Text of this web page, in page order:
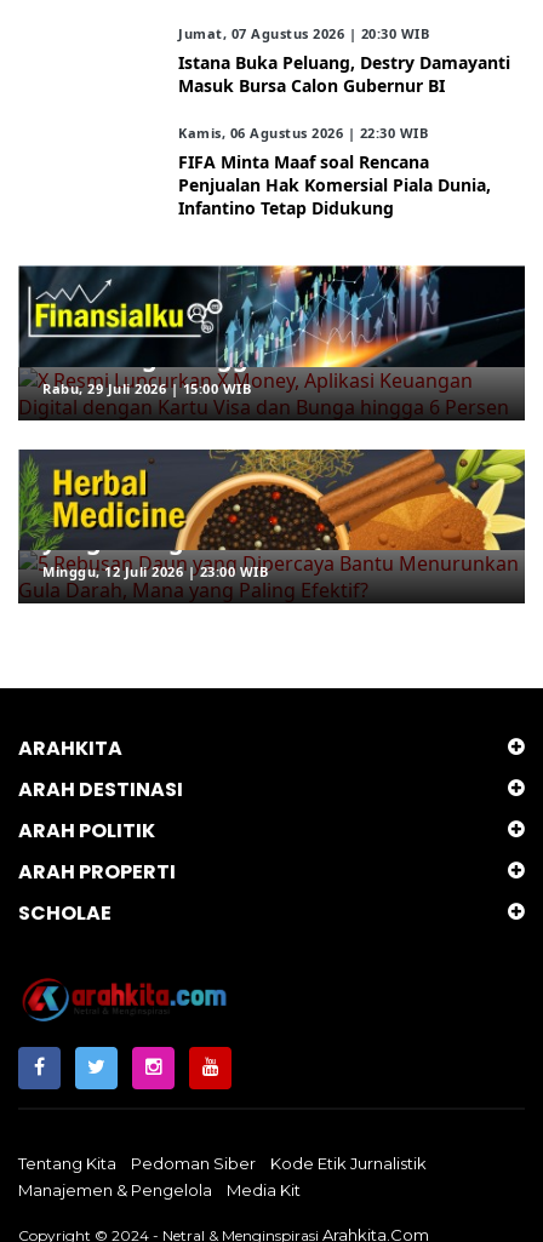
Jumat, 07 Agustus 2026 | 20:30 WIB
Istana Buka Peluang, Destry Damayanti
Masuk Bursa Calon Gubernur BI
Kamis, 06 Agustus 2026 | 22:30 WIB
FIFA Minta Maaf soal Rencana
Penjualan Hak Komersial Piala Dunia,
Infantino Tetap Didukung
X Resmi Luncurkan X Money, Aplikasi
Keuangan Digital dengan Kartu Visa
dan Bunga hingga 6 Persen
Rabu, 29 Juli 2026 | 15:00 WIB
5 Rebusan Daun yang Dipercaya
Bantu Menurunkan Gula Darah, Mana
yang Paling Efektif?
Minggu, 12 Juli 2026 | 23:00 WIB
ARAHKITA
ARAH DESTINASI
ARAH POLITIK
ARAH PROPERTI
SCHOLAE
Tentang Kita Pedoman Siber
Kode Etik Jurnalistik
Manajemen & Pengelola
Media Kit
Copyright © 2024 - Netral & Menginspirasi Arahkita.com